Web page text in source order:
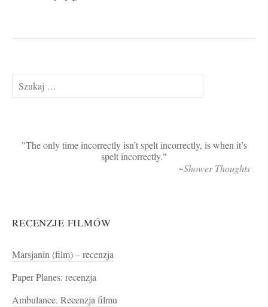
Szukaj:
The only time incorrectly isn’t spelt incorrectly, is when it’s
spelt incorrectly.
~Shower Thoughts
RECENZJE FILMÓW
Marsjanin (film) – recenzja
Paper Planes: recenzja
Ambulance. Recenzja filmu